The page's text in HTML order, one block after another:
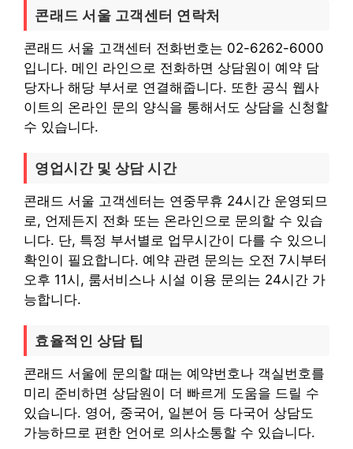
콘래드 서울 고객센터 연락처
콘래드 서울 고객센터 전화번호는 02-6262-6000
입니다. 메인 라인으로 전화하면 상담원이 예약 담
당자나 해당 부서로 연결해줍니다. 또한 공식 웹사
이트의 온라인 문의 양식을 통해서도 상담을 신청할
수 있습니다.
영업시간 및 상담 시간
콘래드 서울 고객센터는 연중무휴 24시간 운영되므
로, 언제든지 전화 또는 온라인으로 문의할 수 있습
니다. 단, 특정 부서별로 업무시간이 다를 수 있으니
확인이 필요합니다. 예약 관련 문의는 오전 7시부터
오후 11시, 룸서비스나 시설 이용 문의는 24시간 가
능합니다.
효율적인 상담 팁
콘래드 서울에 문의할 때는 예약번호나 객실번호를
미리 준비하면 상담원이 더 빠르게 도움을 드릴 수
있습니다. 영어, 중국어, 일본어 등 다국어 상담도
가능하므로 편한 언어로 의사소통할 수 있습니다.